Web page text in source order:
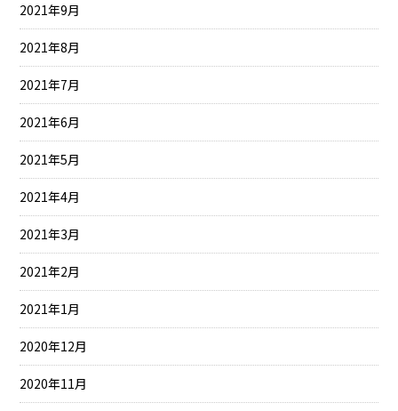
2021年9月
2021年8月
2021年7月
2021年6月
2021年5月
2021年4月
2021年3月
2021年2月
2021年1月
2020年12月
2020年11月